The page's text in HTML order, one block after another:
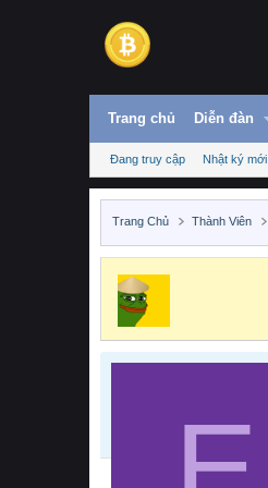
Trang chủ Diễn đàn
Đang truy cập Nhật ký mới
Trang Chủ Thành Viên